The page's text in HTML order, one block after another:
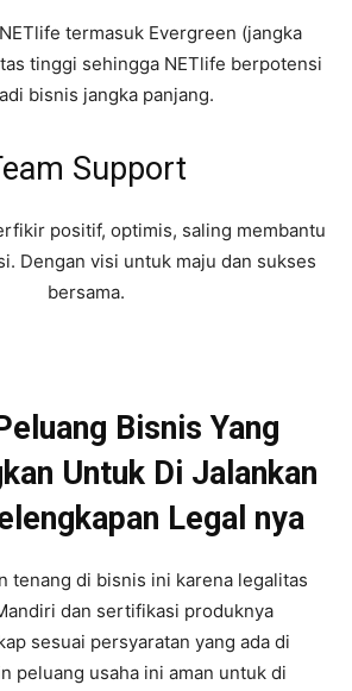
termasuk Evergreen (jangka
tinggi sehingga NETlife berpotensi
bisnis jangka panjang.
Support
positif, optimis, saling membantu
Dengan visi untuk maju dan sukses
bersama.
Bisnis Yang
Untuk Di Jalankan
Legal nya
tenang di bisnis ini karena legalitas
dan sertifikasi produknya
sesuai persyaratan yang ada di
peluang usaha ini aman untuk di